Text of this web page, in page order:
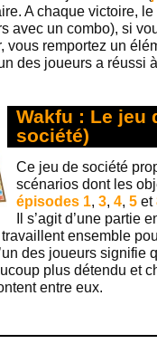
A chaque victoire, le
avec un combo), si
vous remportez un
des joueurs a réussi
Wakfu : Le jeu
société)
Ce jeu de société
scénarios dont les
épisodes 1, 3, 4, 5 et
Il s’agit d’une partie
ensemble
des joueurs signifie
plus détendu et
entre eux.